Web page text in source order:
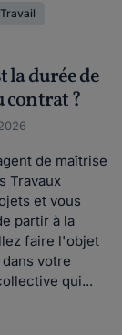
la durée de
contrat ?
de maîtrise
Travaux
et vous
partir à la
faire l'objet
votre
qui...